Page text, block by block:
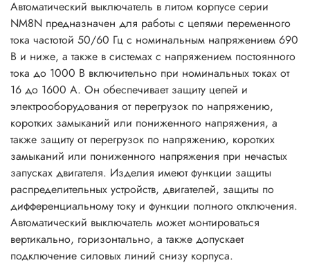
Автоматический выключатель в литом корпусе серии
NM8N предназначен для работы с цепями переменного
тока частотой 50/60 Гц с номинальным напряжением 690
В и ниже, а также в системах с напряжением постоянного
тока до 1000 В включительно при номинальных токах от
16 до 1600 A. Он обеспечивает защиту цепей и
электрооборудования от перегрузок по напряжению,
коротких замыканий или пониженного напряжения, а
также защиту от перегрузок по напряжению, коротких
замыканий или пониженного напряжения при нечастых
запусках двигателя. Изделия имеют функции защиты
распределительных устройств, двигателей, защиты по
дифференциальному току и функции полного отключения.
Автоматический выключатель может монтироваться
вертикально, горизонтально, а также допускает
подключение силовых линий снизу корпуса.